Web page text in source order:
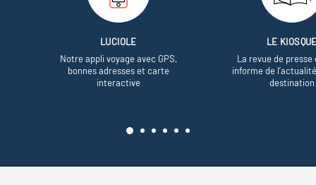
LUCIOLE
Notre appli voyage avec GPS,
bonnes adresses et carte
interactive
LE
La revue de presse
informe de
destination